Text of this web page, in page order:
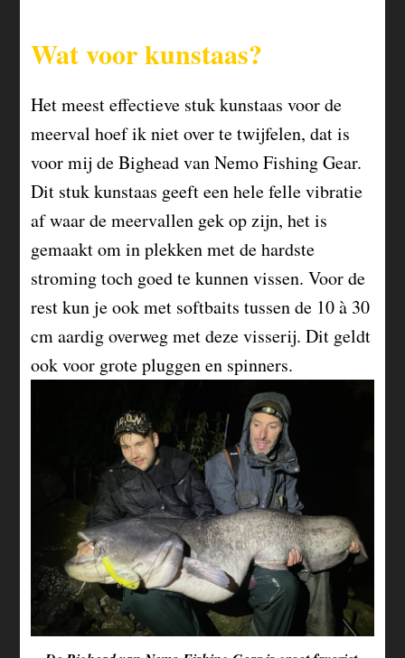
Wat voor kunstaas?
Het meest effectieve stuk kunstaas voor de
meerval hoef ik niet over te twijfelen, dat is
voor mij deBigheadvan Nemo Fishing Gear.
Dit stuk kunstaas geeft een hele felle vibratie
af waar de meervallen gek op zijn, het is
gemaakt om in plekken met de hardste
stroming toch goed te kunnen vissen. Voor de
rest kun je ook met softbaits tussen de 10 à 30
cm aardig overweg met deze visserij. Dit geldt
ook voor grote pluggen en spinners.